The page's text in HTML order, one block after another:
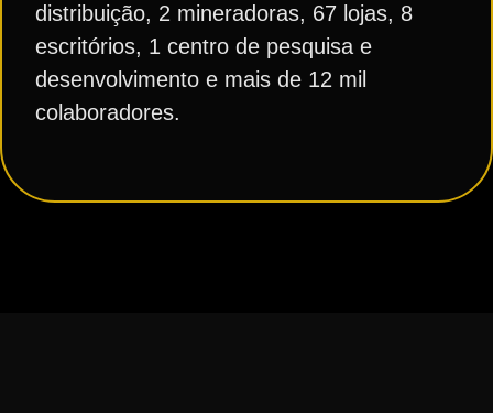
distribuição, 2 mineradoras, 67 lojas, 8
escritórios, 1 centro de pesquisa e
desenvolvimento e mais de 12 mil
colaboradores.